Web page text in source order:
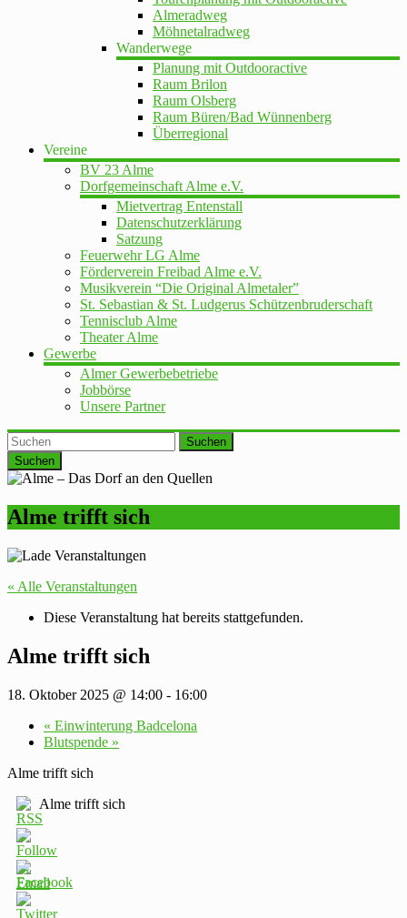
Almeradweg
Möhnetalradweg
Wanderwege
Planung mit Outdooractive
Raum Brilon
Raum Olsberg
Raum Büren/Bad Wünnenberg
Überregional
Vereine
BV 23 Alme
Dorfgemeinschaft Alme e.V.
Mietvertrag Entenstall
Datenschutzerklärung
Satzung
Feuerwehr LG Alme
Förderverein Freibad Alme e.V.
Musikverein “Die Original Almetaler”
St. Sebastian & St. Ludgerus Schützenbruderschaft
Tennisclub Alme
Theater Alme
Gewerbe
Almer Gewerbebetriebe
Jobbörse
Unsere Partner
Suchen
Alme trifft sich
« Alle Veranstaltungen
Diese Veranstaltung hat bereits stattgefunden.
Alme trifft sich
18. Oktober 2025 @ 14:00 - 16:00
« Einwinterung Badcelona
Blutspende »
Alme trifft sich
Alme trifft sich